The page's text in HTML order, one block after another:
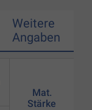
Weitere
Angaben
Mat.
Stärke